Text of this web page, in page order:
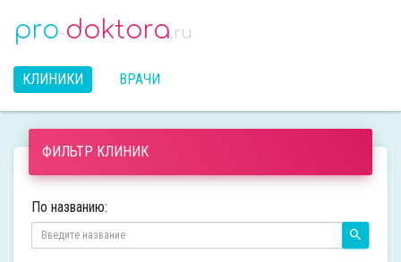
pro-doktora.ru
КЛИНИКИ ВРАЧИ
ФИЛЬТР КЛИНИК
По названию: